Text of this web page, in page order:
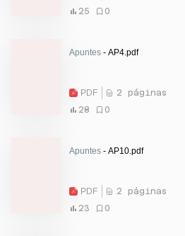
25
0
Apuntes - AP4.pdf
PDF
2 páginas
28
0
Apuntes - AP10.pdf
PDF
2 páginas
23
0